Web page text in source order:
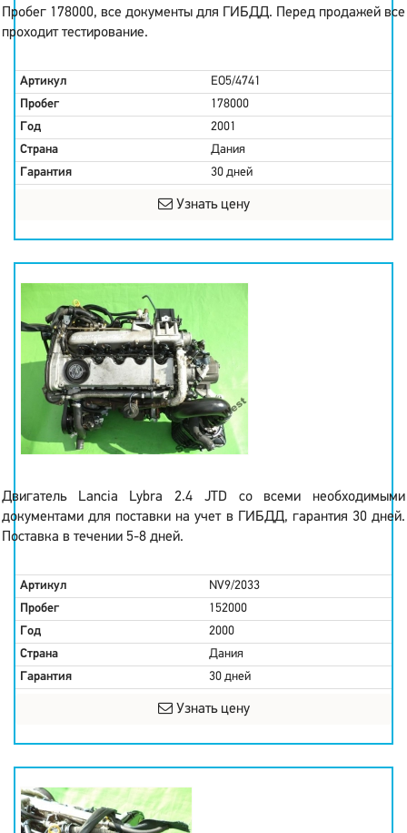
Пробег 178000, все документы для ГИБДД. Перед продажей все
проходит тестирование.
Артикул
EO5/4741
Пробег
178000
Год
2001
Страна
Дания
Гарантия
30 дней
Узнать цену
Двигатель Lancia Lybra 2.4 JTD со всеми необходимыми
документами для поставки на учет в ГИБДД, гарантия 30 дней.
Поставка в течении 5-8 дней.
Артикул
NV9/2033
Пробег
152000
Год
2000
Страна
Дания
Гарантия
30 дней
Узнать цену